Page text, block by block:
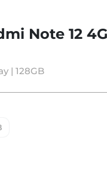
Note 12
| 128GB